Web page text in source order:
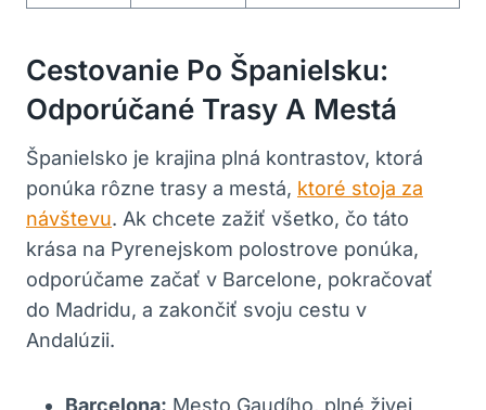
Cestovanie Po Španielsku:
Odporúčané Trasy A Mestá
Španielsko je krajina plná kontrastov, ktorá
ponúka rôzne trasy a mestá, ktoré stoja za
návštevu. Ak chcete zažiť všetko, čo táto
krása na Pyrenejskom polostrove ponúka,
odporúčame začať v Barcelone, pokračovať
do Madridu, a zakončiť svoju cestu v
Andalúzii.
Barcelona: Mesto Gaudího, plné živej